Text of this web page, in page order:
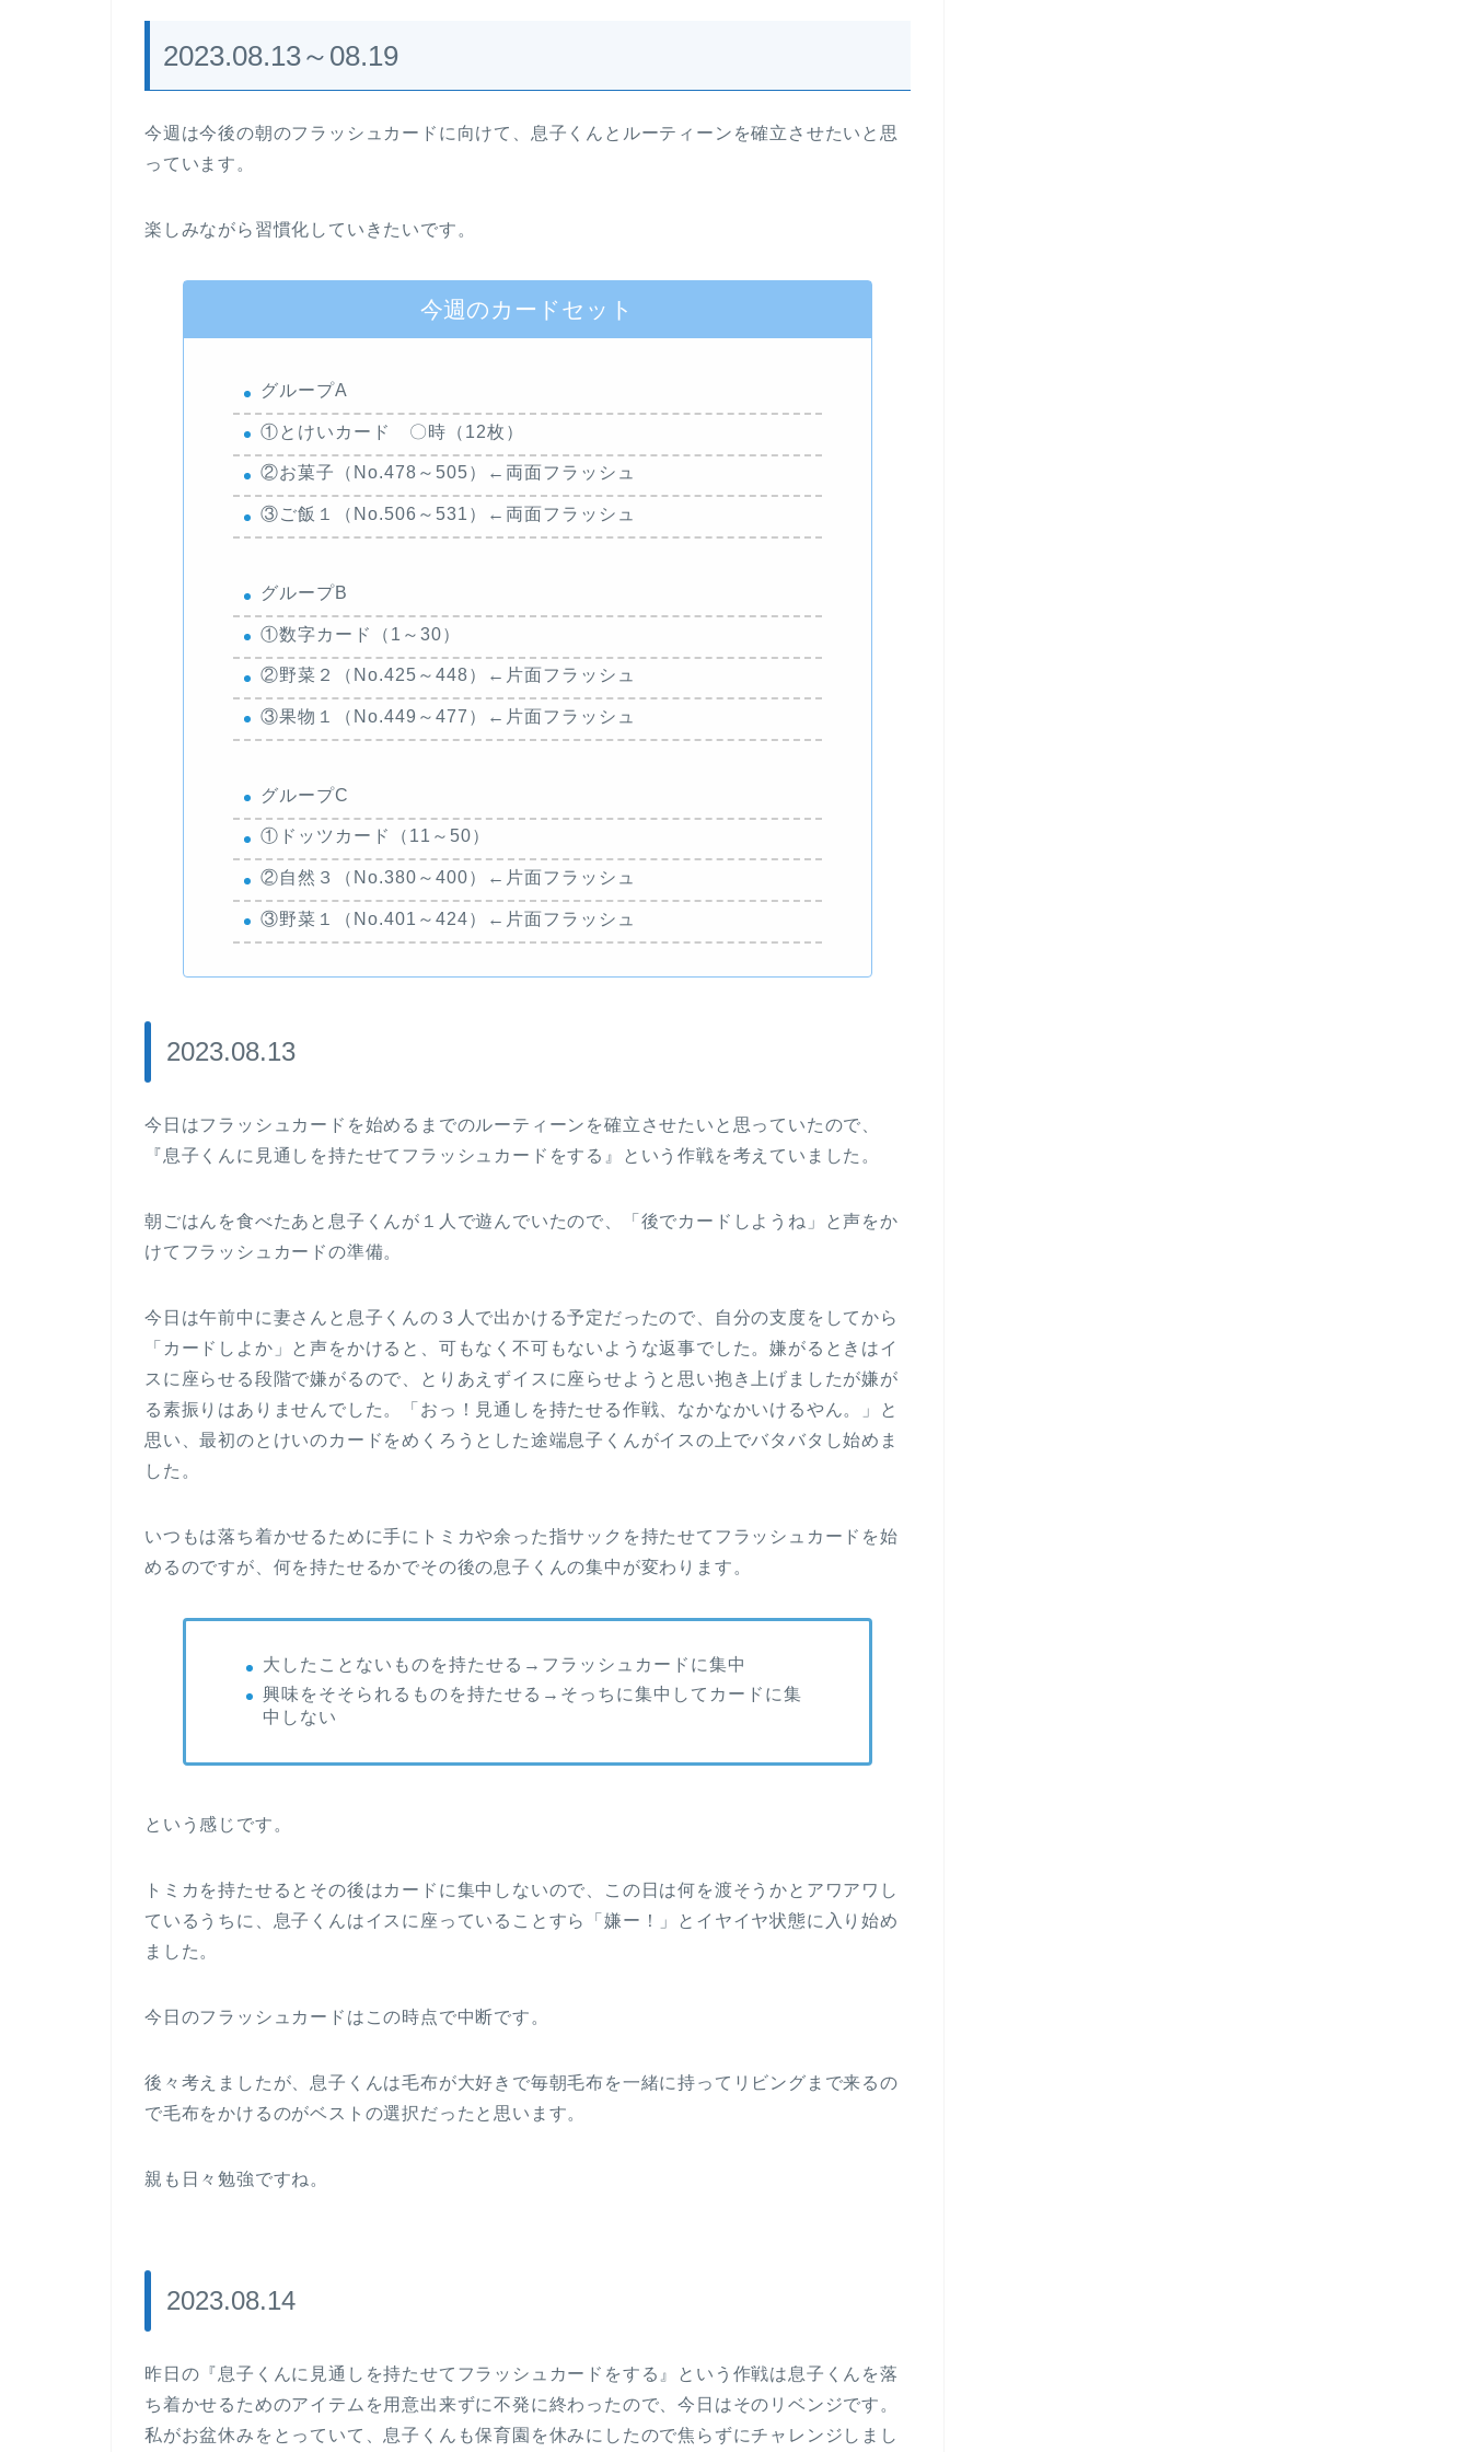
2023.08.13～08.19
今週は今後の朝のフラッシュカードに向けて、息子くんとルーティーンを確立させたいと思
っています。
楽しみながら習慣化していきたいです。
今週のカードセット
グループA
①とけいカード 〇時（12枚）
②お菓子（No.478～505）←両面フラッシュ
③ご飯１（No.506～531）←両面フラッシュ
グループB
①数字カード（1～30）
②野菜２（No.425～448）←片面フラッシュ
③果物１（No.449～477）←片面フラッシュ
グループC
①ドッツカード（11～50）
②自然３（No.380～400）←片面フラッシュ
③野菜１（No.401～424）←片面フラッシュ
2023.08.13
今日はフラッシュカードを始めるまでのルーティーンを確立させたいと思っていたので、
『息子くんに見通しを持たせてフラッシュカードをする』という作戦を考えていました。
朝ごはんを食べたあと息子くんが１人で遊んでいたので、「後でカードしようね」と声をか
けてフラッシュカードの準備。
今日は午前中に妻さんと息子くんの３人で出かける予定だったので、自分の支度をしてから
「カードしよか」と声をかけると、可もなく不可もないような返事でした。嫌がるときはイ
スに座らせる段階で嫌がるので、とりあえずイスに座らせようと思い抱き上げましたが嫌が
る素振りはありませんでした。「おっ！見通しを持たせる作戦、なかなかいけるやん。」と
思い、最初のとけいのカードをめくろうとした途端息子くんがイスの上でバタバタし始めま
した。
いつもは落ち着かせるために手にトミカや余った指サックを持たせてフラッシュカードを始
めるのですが、何を持たせるかでその後の息子くんの集中が変わります。
大したことないものを持たせる→フラッシュカードに集中
興味をそそられるものを持たせる→そっちに集中してカードに集
中しない
という感じです。
トミカを持たせるとその後はカードに集中しないので、この日は何を渡そうかとアワアワし
ているうちに、息子くんはイスに座っていることすら「嫌ー！」とイヤイヤ状態に入り始め
ました。
今日のフラッシュカードはこの時点で中断です。
後々考えましたが、息子くんは毛布が大好きで毎朝毛布を一緒に持ってリビングまで来るの
で毛布をかけるのがベストの選択だったと思います。
親も日々勉強ですね。
2023.08.14
昨日の『息子くんに見通しを持たせてフラッシュカードをする』という作戦は息子くんを落
ち着かせるためのアイテムを用意出来ずに不発に終わったので、今日はそのリベンジです。
私がお盆休みをとっていて、息子くんも保育園を休みにしたので焦らずにチャレンジしまし